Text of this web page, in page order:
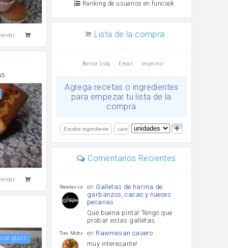
glass
Ranking de usuarios en funcook
Lista de la compra
Borrar lista Email Imprimir
Agrega recetas o ingredientes
para empezar tu lista de la
compra
Comentarios Recientes
Recetas con sazon
en Galletas de harina de
garbanzos, cacao y nueces
pecanas
Qué buena pinta! Tengo que
probar estas galletas.
Toni Michel Caubet
en Rawmesan casero
muy interesante!